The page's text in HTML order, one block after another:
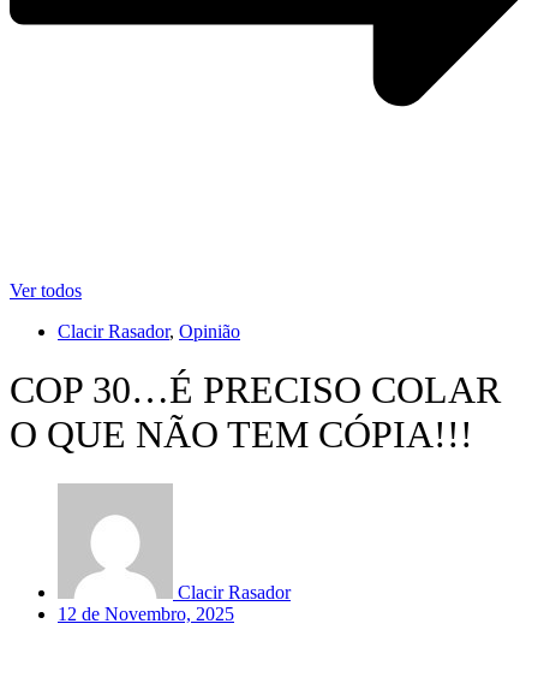
Ver todos
Clacir Rasador, Opinião
COP 30…É PRECISO COLAR
O QUE NÃO TEM CÓPIA!!!
Clacir Rasador
12 de Novembro, 2025